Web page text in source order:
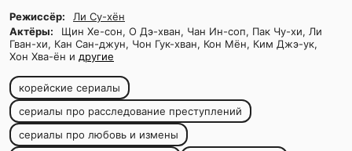
Режиссёр:
Ли Су-хён
Актёры:
Щин Хе-сон, О Дэ-хван, Чан Ин-соп, Пак Чу-хи, Ли
Гван-хи, Кан Сан-джун, Чон Гук-хван, Кон Мён, Ким Джэ-ук,
Хон Хва-ён и другие
корейские сериалы
сериалы про расследование преступлений
сериалы про любовь и измены